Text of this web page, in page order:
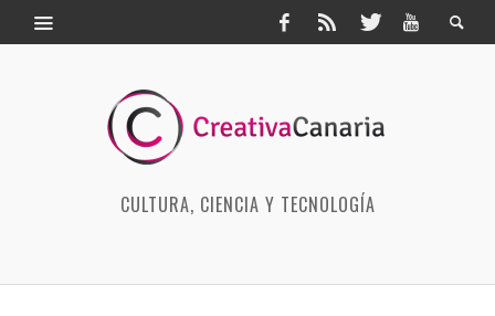
CULTURA, CIENCIA Y TECNOLOGÍA